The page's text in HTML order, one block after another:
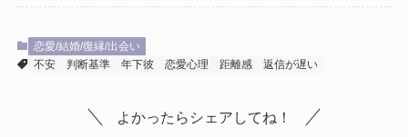
恋愛/結婚/復縁/出会い
不安
判断基準 年下彼 恋愛心理 距離感 返信が遅い
よかったらシェアしてね！